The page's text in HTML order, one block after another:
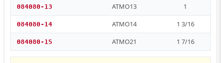
084080-13 ATMO13 1
084080-14 ATMO14 1 3/16
084080-15 ATMO21 1 7/16